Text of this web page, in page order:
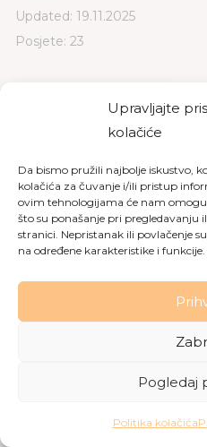
Upravljajte
kolačiće
Da bismo pružili najbolje iskustvo,
kolačića za čuvanje i/ili pristup
ovim tehnologijama će nam
što su ponašanje pri pregledavanju
stranici. Nepristanak ili povlačenje
na određene karakteristike i funkcije.
Pogledaj
Politika kolačića
Updated: 19.11.2025
Posjete: 23
PREUZMI
Copyright © 2026 Dom za
privatnosti |
Made with love